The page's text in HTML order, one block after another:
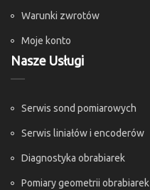
Warunki zwrotów
Moje konto
Nasze Usługi
Serwis sond pomiarowych
Serwis liniałów i encoderów
Diagnostyka obrabiarek
Pomiary geometrii obrabiarek